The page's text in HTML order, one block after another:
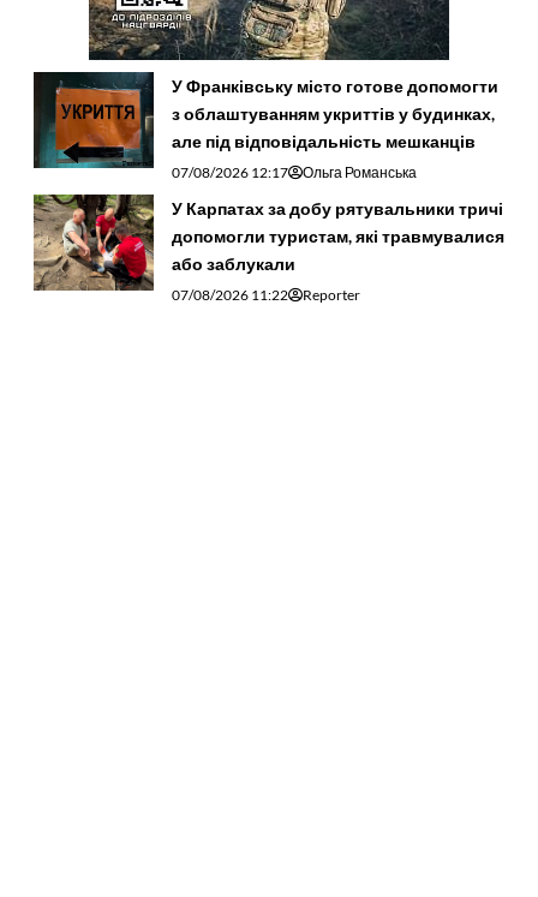
У Франківську місто готове допомогти
з облаштуванням укриттів у будинках,
але під відповідальність мешканців
07/08/2026 12:17 Ольга Романська
У Карпатах за добу рятувальники тричі
допомогли туристам, які травмувалися
або заблукали
07/08/2026 11:22 Reporter